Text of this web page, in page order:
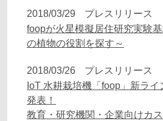
2018/03/29
プレスリリース
foopが火星模擬居住研究実験
の植物の役割を探す～
2018/03/26
プレスリリース
IoT 水耕栽培機「foop」新ライ
発表！
教育・研究機関・企業向けカ